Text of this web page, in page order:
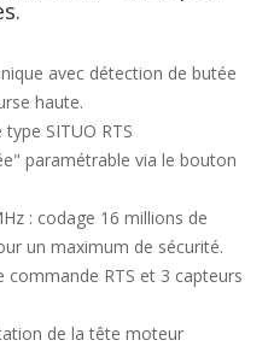
avec détection de butée
haute.
SITUO RTS
paramétrable via le bouton
: codage 16 millions de
un maximum de sécurité.
RTS et 3 capteurs
de la tête moteur